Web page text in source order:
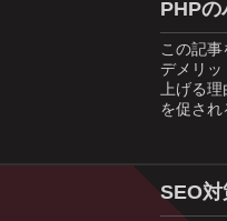
PHP
この記事
デメリッ
上げる理
を促さ
SEO